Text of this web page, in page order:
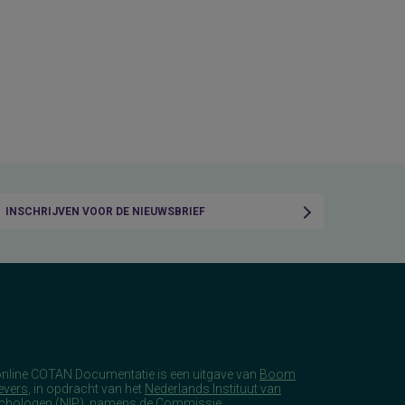
INSCHRIJVEN VOOR DE NIEUWSBRIEF
COTAN Documentatie is een uitgave van Boom
, in opdracht van het Nederlands Instituut van